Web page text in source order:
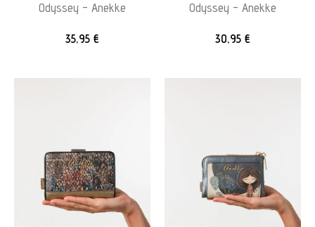
Odyssey – Anekke
35,95 €
Odyssey – Anekke
30,95 €